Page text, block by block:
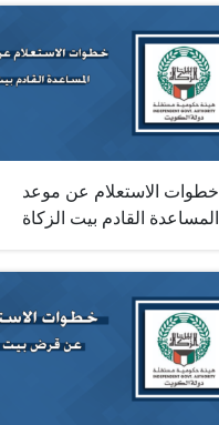
خطوات الاستعلام عن موعد
المساعدة القادم بيت الزكاة